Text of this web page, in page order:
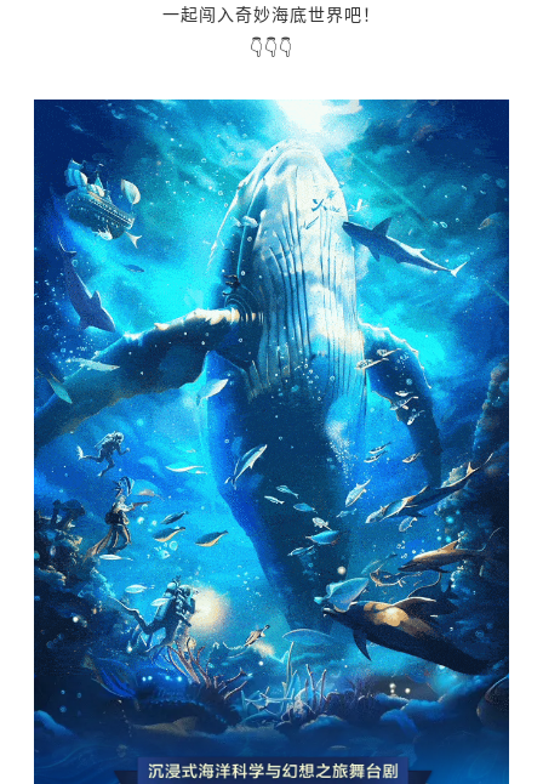
一起闯入奇妙海底世界吧！
👇👇👇